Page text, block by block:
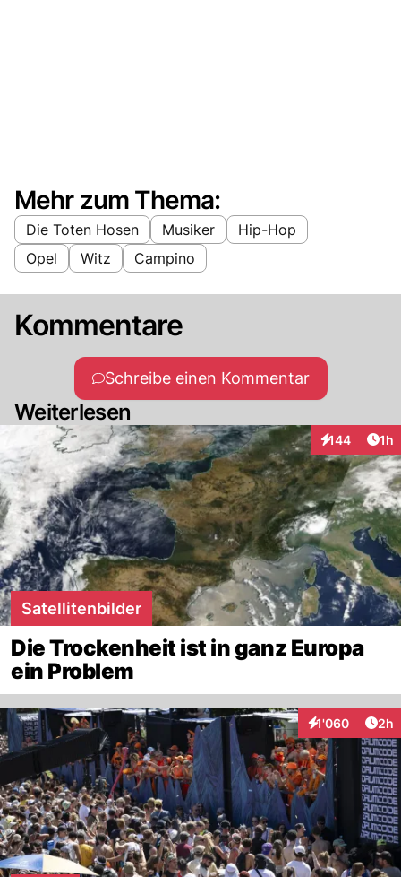
Mehr zum Thema:
Die Toten Hosen Musiker
Hip-Hop
Opel
Witz Campino
Kommentare
Schreibe einen Kommentar
Weiterlesen
144
Interaktionen
1h
Satellitenbilder
Die Trockenheit ist in ganz Europa
ein Problem
1'060
Interaktionen2h